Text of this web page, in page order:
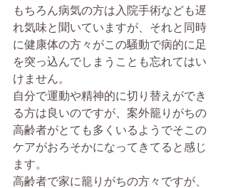
もちろん病気の方は入院手術なども遅
れ気味と聞いていますが、それと同時
に健康体の方々がこの騒動で病的に足
を突っ込んでしまうことも忘れてはい
けません。
自分で運動や精神的に切り替えができ
る方は良いのですが、案外籠りがちの
高齢者がとても多くいるようでそこの
ケアがおろそかになってきてると感じ
ます。
高齢者で家に籠りがちの方々ですが、